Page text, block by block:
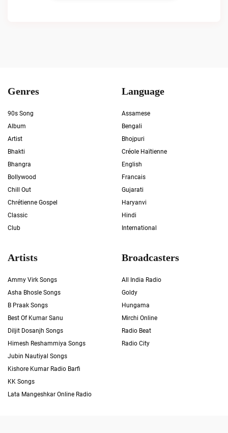
Genres
90s Song
Album
Artist
Bhakti
Bhangra
Bollywood
Chill Out
Chrétienne Gospel
Classic
Club
Language
Assamese
Bengali
Bhojpuri
Créole Haïtienne
English
Francais
Gujarati
Haryanvi
Hindi
International
Artists
Ammy Virk Songs
Asha Bhosle Songs
B Praak Songs
Best Of Kumar Sanu
Diljit Dosanjh Songs
Himesh Reshammiya Songs
Jubin Nautiyal Songs
Kishore Kumar Radio Barfi
KK Songs
Lata Mangeshkar Online Radio
Broadcasters
All India Radio
Goldy
Hungama
Mirchi Online
Radio Beat
Radio City